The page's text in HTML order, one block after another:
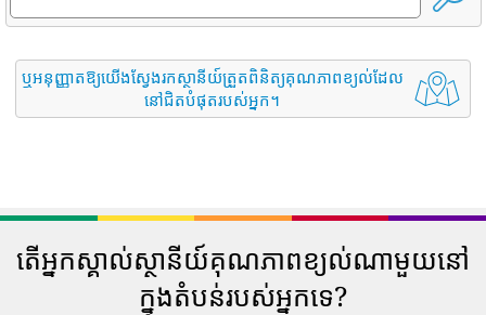
ឬអនុញ្ញាតឱ្យយើងស្វែងរកស្ថានីយ៍ត្រួតពិនិត្យគុណភាពខ្យល់ដែល
នៅជិតបំផុតរបស់អ្នក។
តើអ្នកស្គាល់ស្ថានីយ៍គុណភាពខ្យល់ណាមួយនៅ
ក្នុងតំបន់របស់អ្នកទេ?